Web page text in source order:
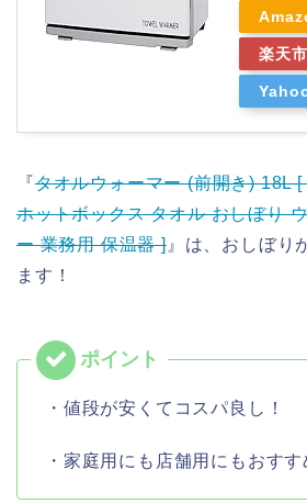
楽天
『タオルウォーマー (前開き) 18L
ホットボックス タオル おしぼり
ー 業務用 保温器 ]』は、おしぼり
ます！
・値段が安くてコスパ良し！
・家庭用にも店舗用にもおすす